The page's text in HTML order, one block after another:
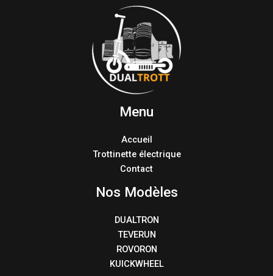
Menu
Accueil
Trottinette électrique
Contact
Nos Modèles
DUALTRON
TEVERUN
ROVORON
KUICKWHEEL